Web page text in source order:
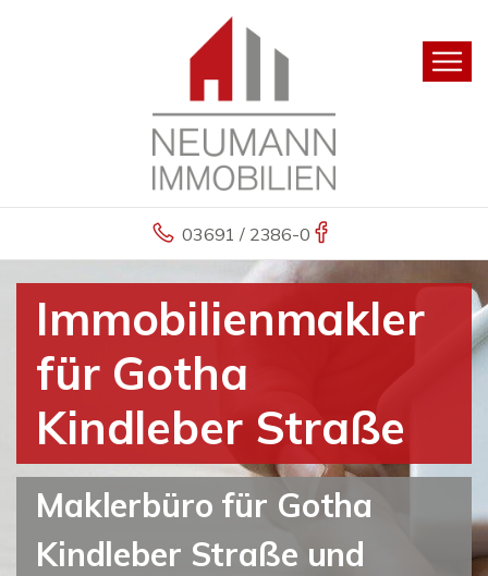
03691 / 2386-0
Immobilienmakler
für Gotha
Kindleber Straße
Maklerbüro für Gotha
Kindleber Straße und